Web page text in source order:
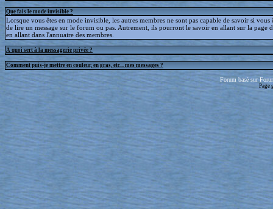
Que fais le mode invisible ?
Lorsque vous êtes en mode invisible, les autres membres ne sont pas capable de savoir si vous
de lire un message sur le forum ou pas. Autrement, ils pourront le savoir en allant sur la page
en allant dans l'annuaire des membres.
A quoi sert à la messagerie privée ?
Comment puis-je mettre en couleur, en gras, etc... mes messages ?
Forum basé sur
Page